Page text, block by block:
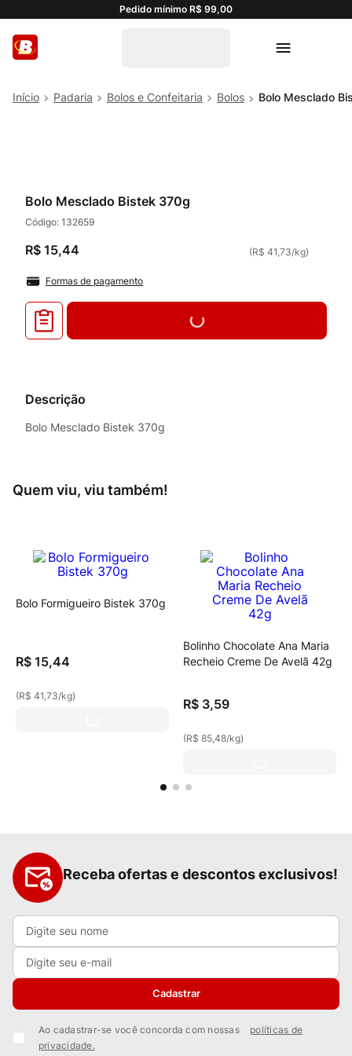
Pedido mínimo R$ 99,00
Padaria Bolos e Confeitaria Bolos Bolo Mesclado
Bolo Mesclado Bistek 370g
Código: 132659
R$ 15,44 (R$ 41,73/kg)
Formas de pagamento
Descrição
Bolo Mesclado Bistek 370g
Quem viu, viu também!
Bolo Formigueiro Bistek 370g
R$ 15,44
(R$ 41,73/kg)
Bolinho Chocolate Ana Maria
Recheio Creme De Avelã 42g
R$ 3,59
(R$ 85,48/kg)
Receba ofertas e descontos exclusivos!
Cadastrar
Ao cadastrar-se você concorda com nossas
políticas de
privacidade.